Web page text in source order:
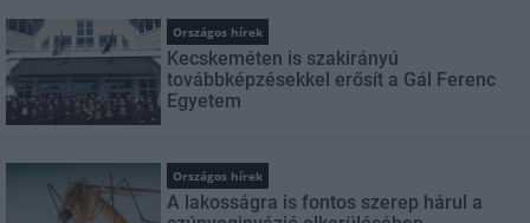
Országos hírek
Kecskeméten is szakirányú
továbbképzésekkel erősít a Gál Ferenc
Egyetem
Országos hírek
A lakosságra is fontos szerep hárul a